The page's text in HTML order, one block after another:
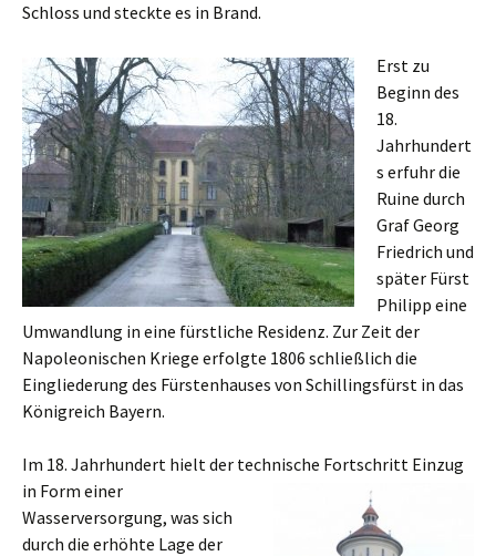
Schloss und steckte es in Brand.
Erst zu
Beginn des
18.
Jahrhundert
s erfuhr die
Ruine durch
Graf Georg
Friedrich und
später Fürst
Philipp eine
Umwandlung in eine fürstliche Residenz. Zur Zeit der
Napoleonischen Kriege erfolgte 1806 schließlich die
Eingliederung des Fürstenhauses von Schillingsfürst in das
Königreich Bayern.
Im 18. Jahrhundert hielt der technische Fortschritt Einzug
in Form einer
Wasserversorgung, was sich
durch die erhöhte Lage der